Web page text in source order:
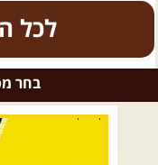
כל
.
בחר
רמת הגולן וגליל עליון